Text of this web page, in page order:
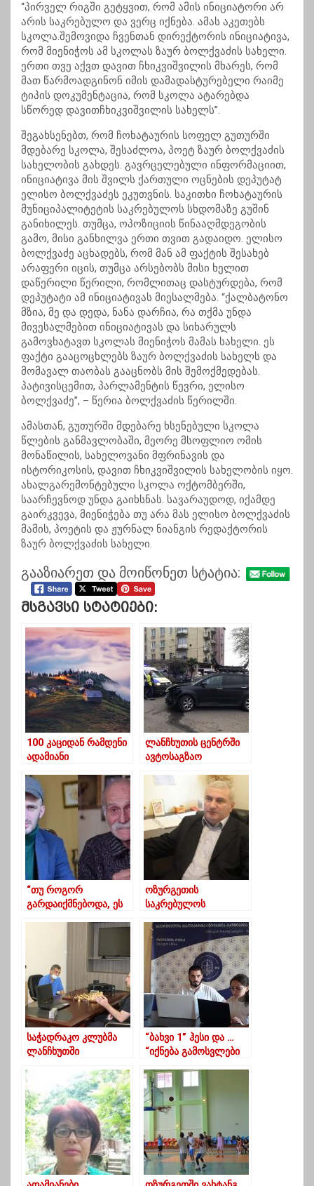
“პირველ რიგში გეტყვით, რომ ამის ინიციატორი არ
არის საკრებულო და ვერც იქნება. ამას აკეთებს
სკოლა.შემოვიდა ჩვენთან დირექტორის ინიციატივა,
რომ მიენიჭოს ამ სკოლას ზაურ ბოლქვაძის სახელი.
ერთი თვე აქვთ დავით ჩხიკვიშვილის მხარეს, რომ
მათ წარმოადგინონ იმის დამადასტურებელი რაიმე
ტიპის დოკუმენტაცია, რომ სკოლა ატარებდა
სწორედ დავითჩხიკვიშვილის სახელს”.
შეგახსენებთ, რომ ჩოხატაურის სოფელ გუთურში
მდებარე სკოლა, შესაძლოა, პოეტ ზაურ ბოლქვაძის
სახელობის გახდეს. გავრცელებული ინფორმაციით,
ინიციატივა მის შვილს ქართული ოცნების დეპუტატ
ელისო ბოლქვაძეს ეკუთვნის. საკითხი ჩოხატაურის
მუნიციპალიტეტის საკრებულოს სხდომაზე გუშინ
განიხილეს. თუმცა, ოპოზიციის წინააღმდეგობის
გამო, მისი განხილვა ერთი თვით გადაიდო. ელისო
ბოლქვაძე აცხადებს, რომ მან ამ ფაქტის შესახებ
არაფერი იცის, თუმცა არსებობს მისი ხელით
დაწერილი წერილი, რომლითაც დასტურდება, რომ
დეპუტატი ამ ინიციატივას მიესალმება. “ქალბატონო
მზია, მე და დედა, ნანა დარჩია, რა თქმა უნდა
მივესალმებით ინიციატივას და სიხარულს
გამოვხატავთ სკოლას მიენიჭოს მამას სახელი. ეს
ფაქტი გააცოცხლებს ზაურ ბოლქვაძის სახელს და
მომავალ თაობას გააცნობს მის შემოქმედებას.
პატივისცემით, პარლამენტის წევრი, ელისო
ბოლქვაძე”, – წერია ბოლქვაძის წერილში.
ამასთან, გუთურში მდებარე ხსენებული სკოლა
წლების განმავლობაში, მეორე მსოფლიო ომის
მონაწილის, სახელოვანი მფრინავის და
ისტორიკოსის, დავით ჩხიკვიშვილის სახელობის იყო.
ახალგარემონტებული სკოლა ოქტომბერში,
საარჩევნოდ უნდა გაიხსნას. სავარაუდოდ, იქამდე
გაირკვევა, მიენიჭება თუ არა მას ელისო ბოლქვაძის
მამის, პოეტის და ჟურნალ ნიანგის რედაქტორის
ზაურ ბოლქვაძის სახელი.
გააზიარეთ და მოიწონეთ სტატია:
Მსგავსი Სტატიები:
100 კაციდან რამდენი
ადამიანი
ცხოვრებას-რა აჩვენა
რუკამ?
ლანჩხუთის ცენტრში
ავტოსაგზაო
“თუ როგორ
გარდაიქმნებოდა, ეს
ათას დაავადებასთან
ჩართვისთანავე
ახალგაზრდული
შემართების
მსახიობად”
ოზურგეთის
საკრებულოს
ყოფილი მოადგილე
კორონა ვირუსით
გარდაიცვალა
საჭადრაკო კლუბმა
ლანჩხუთში
დაუცველ ბავშვებს
საჩუქრები გადასცა
“ბახვი 1” ჰესი და …
“იქნება გამოსვლები
კარვები და
უბედურებები” –
შეიცვლება თუ არა
ბახმარო